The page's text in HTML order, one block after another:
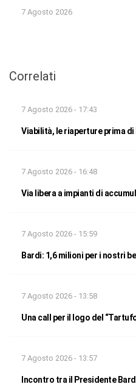
7 Agosto 2026
Correlati
7 Agosto 2026 - 17:43
Viabilità, le riaperture prima
7 Agosto 2026 - 16:48
Via libera a impianti di
7 Agosto 2026 - 15:59
Bardi: 1,6 milioni per i nostri
7 Agosto 2026 - 13:58
Una call per il logo del
7 Agosto 2026 - 13:57
Incontro tra il Presidente